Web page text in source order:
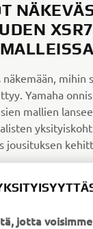
mihin
Yamaha
mallien
jousituksen
jotta